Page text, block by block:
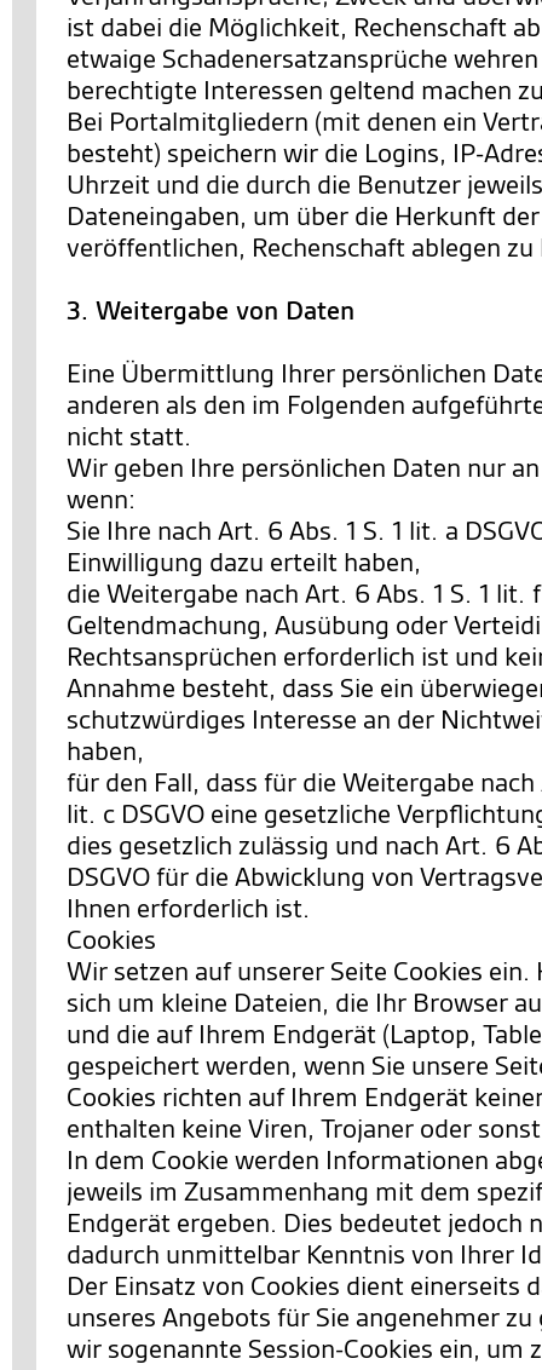
ist dabei die Möglichkeit, Rechenschaft
etwaige Schadenersatzansprüche
berechtigte Interessen geltend machen
Bei Portalmitgliedern (mit denen ein
besteht) speichern wir die Logins, IP-
Uhrzeit und die durch die Benutzer
Dateneingaben, um über die Herkunft
veröffentlichen, Rechenschaft ablegen zu
3. Weitergabe von Daten
Eine Übermittlung Ihrer persönlichen
anderen als den im Folgenden
nicht statt.
Wir geben Ihre persönlichen Daten nur
wenn:
Sie Ihre nach Art. 6 Abs. 1 S. 1 lit. a
Einwilligung dazu erteilt haben,
die Weitergabe nach Art. 6 Abs. 1 S. 1 lit.
Geltendmachung, Ausübung oder
Rechtsansprüchen erforderlich ist und
Annahme besteht, dass Sie ein
schutzwürdiges Interesse an der
haben,
für den Fall, dass für die Weitergabe nach
lit. c DSGVO eine gesetzliche
dies gesetzlich zulässig und nach Art. 6
DSGVO für die Abwicklung von
Ihnen erforderlich ist.
Cookies
Wir setzen auf unserer Seite Cookies ein.
sich um kleine Dateien, die Ihr Browser
und die auf Ihrem Endgerät (Laptop,
gespeichert werden, wenn Sie unsere
Cookies richten auf Ihrem Endgerät
enthalten keine Viren, Trojaner oder
In dem Cookie werden Informationen
jeweils im Zusammenhang mit dem
Endgerät ergeben. Dies bedeutet jedoch
dadurch unmittelbar Kenntnis von Ihrer
Der Einsatz von Cookies dient einerseits
unseres Angebots für Sie angenehmer
wir sogenannte Session-Cookies ein, um